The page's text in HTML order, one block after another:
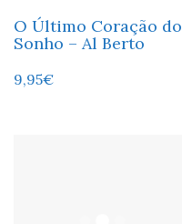
O Último Coração do
Sonho – Al Berto
9,95€